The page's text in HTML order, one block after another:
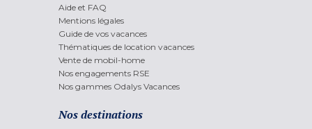
Aide et FAQ
Mentions légales
Guide de vos vacances
Thématiques de location vacances
Vente de mobil-home
Nos engagements RSE
Nos gammes Odalys Vacances
Nos destinations